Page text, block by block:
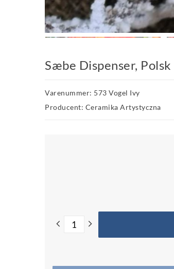
Sæbe Dispenser,
Varenummer: 573 Vogel Ivy
Producent: Ceramika Artystyczna